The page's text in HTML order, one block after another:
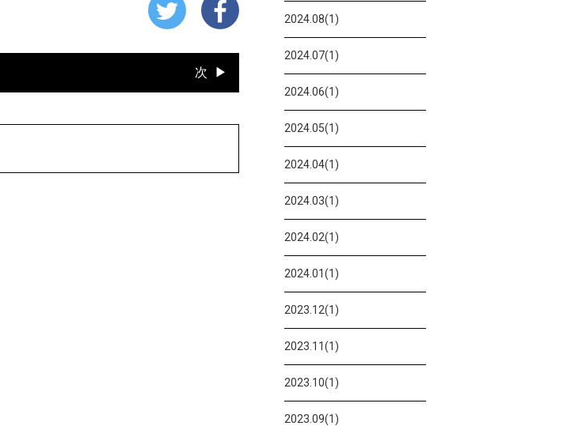
次
2024.08(1)
2024.07(1)
2024.06(1)
2024.05(1)
2024.04(1)
2024.03(1)
2024.02(1)
2024.01(1)
2023.12(1)
2023.11(1)
2023.10(1)
2023.09(1)